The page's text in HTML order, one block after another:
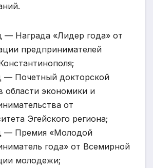
— Награда «Лидер года» от
предпринимателей
— Почетный докторской
области экономики и
от
Эгейского региона;
— Премия «Молодой
года» от Всемирной
молодежи;